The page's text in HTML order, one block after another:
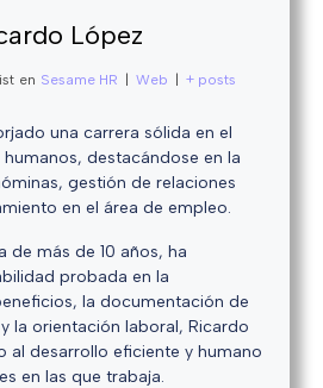
López
en Sesame HR Web + posts
una carrera sólida en el
destacándose en la
gestión de relaciones
en el área de empleo.
de más de 10 años, ha
probada en la
la documentación de
la orientación laboral, Ricardo
al desarrollo eficiente y humano
en las que trabaja.